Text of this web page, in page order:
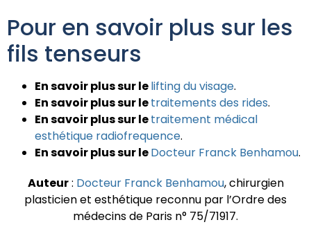
Pour en savoir plus sur les
fils tenseurs
En savoir plus sur lelifting du visage.
En savoir plus sur letraitements des rides.
En savoir plus sur letraitement médical
esthétique radiofrequence.
En savoir plus sur leDocteur Franck Benhamou.
Auteur: Docteur Franck Benhamou, chirurgien
plasticien et esthétique reconnu par l’Ordre des
médecins de Paris n° 75/71917.